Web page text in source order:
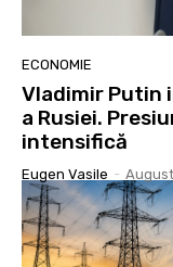
ECONOMIE
Vladimir Putin
a Rusiei.
intensifică
Eugen Vasile -